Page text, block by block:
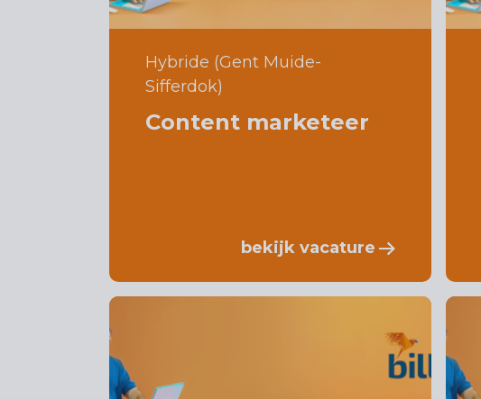
Hybride (Gent Muide-
Sifferdok)
Content marketeer
bekijk vacature